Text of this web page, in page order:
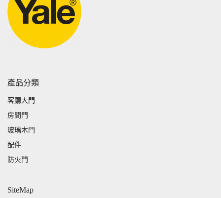
產品分類
客廳大門
房間門
玻璃木門
配件
防火門
SiteMap